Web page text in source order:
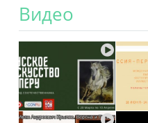
Видео